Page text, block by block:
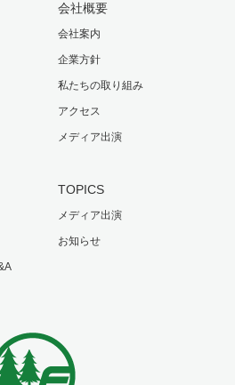
会社概要
会社案内
企業方針
私たちの取り組み
アクセス
メディア出演
TOPICS
メディア出演
お知らせ